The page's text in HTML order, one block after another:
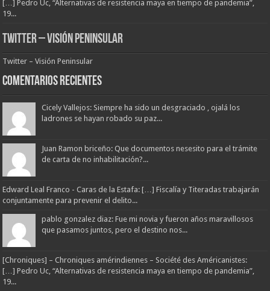
[…] Pedro Uc, “Alternativas de resistencia maya en tiempo de pandemia”,
19...
Twitter – Visión Peninsular
Twitter – Visión Peninsular
Comentarios Recientes
Cicely Vallejos: Siempre ha sido un desgraciado , ojalá los
ladrones se hayan robado su paz...
Juan Ramon briceño: Que documentos nesesito para el trámite
de carta de no inhabilitación?...
Edward Leal Franco - Caras de la Estafa: […] Fiscalía y Titeradas trabajarán
conjuntamente para prevenir el delito...
pablo gonzalez diaz: Fue mi novia y fueron años maravillosos
que pasamos juntos, pero el destino nos...
[Chroniques] – Chroniques amérindiennes – Société des Américanistes:
[…] Pedro Uc, “Alternativas de resistencia maya en tiempo de pandemia”,
19...